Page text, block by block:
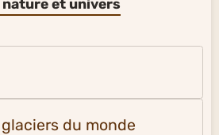
et univers
du monde